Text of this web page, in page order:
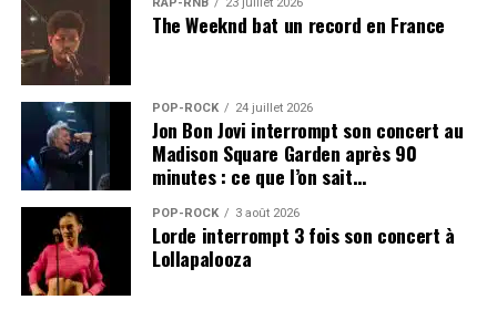
RAP-RNB 23 juillet 2026
The Weeknd bat un record en France
POP-ROCK 24 juillet 2026
Jon Bon Jovi interrompt son concert au
Madison Square Garden après 90
minutes : ce que l’on sait…
POP-ROCK 3 août 2026
Lorde interrompt 3 fois son concert à
Lollapalooza